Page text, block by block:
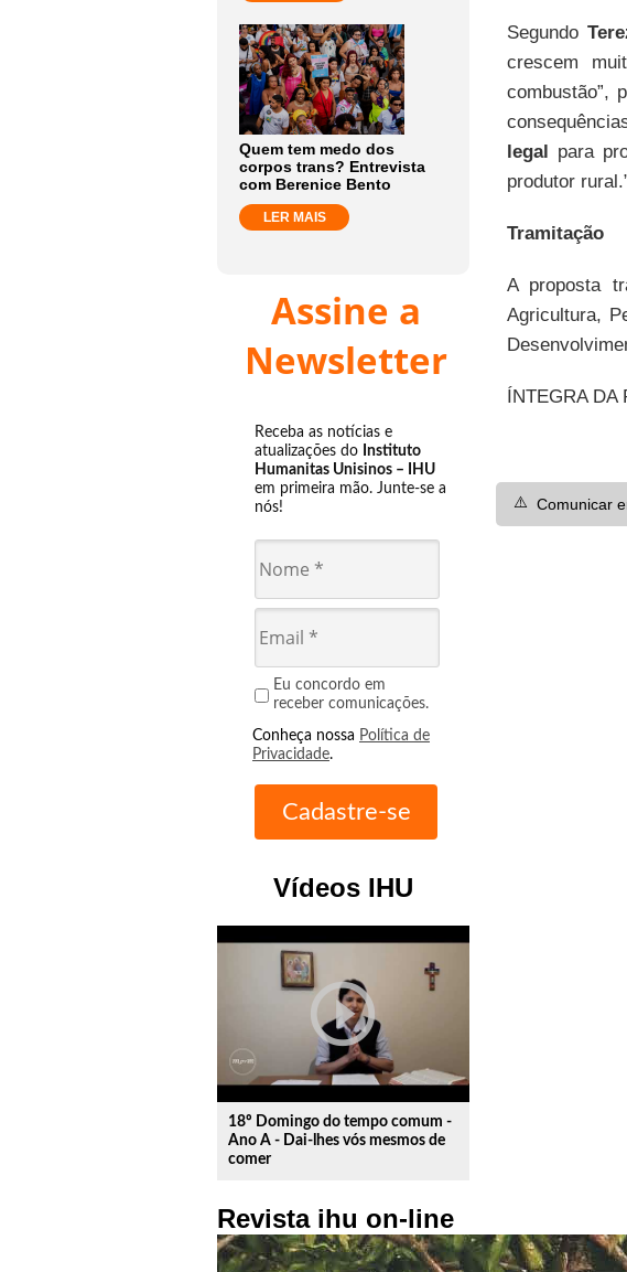
Quem tem medo dos
corpos trans? Entrevista
com Berenice Bento
LER MAIS
Assine a
Newsletter
Receba as notícias e
atualizações do Instituto
Humanitas Unisinos – IHU
em primeira mão. Junte-se a
nós!
Eu concordo em
receber comunicações.
Conheça nossa Política de
Privacidade.
Vídeos IHU
play_circle_outline
18º Domingo do tempo comum -
Ano A - Dai-lhes vós mesmos de
comer
Revista ihu on-line
Segundo
crescem
combustão”,
legal para
produtor
Tramitação
A proposta
Agricultura,
ÍNTEGRA DA
⚠️ Comunicar